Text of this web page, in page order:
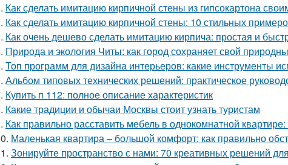
Как сделать имитацию кирпичной стены из гипсокартона
Как сделать имитацию кирпичной стены: 10 стильных
Как очень дешево сделать имитацию кирпича: простая и
Природа и экология Читы: как город сохраняет свой
Топ программ для дизайна интерьеров: какие инструменты
Альбом типовых технических решений: практическое
Купить п 112: полное описание характеристик
Какие традиции и обычаи Москвы стоит узнать туристам
Как правильно расставить мебель в однокомнатной
Маленькая квартира – большой комфорт: как правильно
Зонируйте пространство с нами: 70 креативных решений